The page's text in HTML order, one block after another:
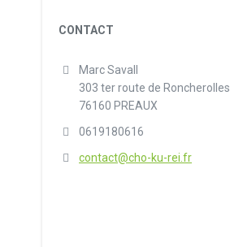
CONTACT
Marc Savall
303 ter route de Roncherolles
76160 PREAUX
0619180616
contact@cho-ku-rei.fr